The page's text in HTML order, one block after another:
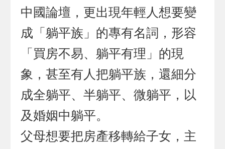
中國論壇，更出現年輕人想要變
成「躺平族」的專有名詞，形容
「買房不易、躺平有理」的現
象，甚至有人把躺平族，還細分
成全躺平、半躺平、微躺平，以
及婚姻中躺平。
父母想要把房產移轉給子女，主